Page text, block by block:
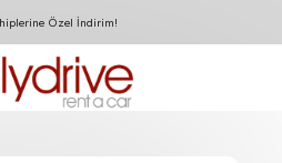
Özel İndirim!